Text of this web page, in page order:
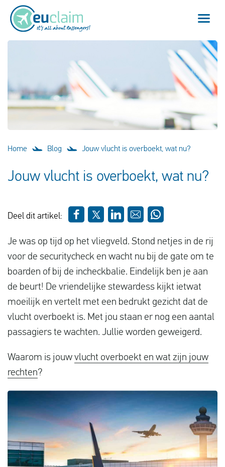
Vluchtproblemen
Gemaakte kosten
Vlucht gewijzigd
Aansluiting gemist
Over ons
Contact
Vlucht geannuleerd
Inloggen
Home Blog Jouw vlucht is overboekt, wat nu?
Jouw vlucht is overboekt, wat nu?
Deel dit artikel:
Je was op tijd op het vliegveld. Stond netjes in de rij
voor de securitycheck en wacht nu bij de gate om te
boarden of bij de incheckbalie. Eindelijk ben je aan
de beurt! De vriendelijke stewardess kijkt ietwat
moeilijk en vertelt met een bedrukt gezicht dat de
vlucht overboekt is. Met jou staan er nog een aantal
passagiers te wachten. Jullie worden geweigerd.
Waarom is jouw vlucht overboekt en wat zijn jouw
rechten?